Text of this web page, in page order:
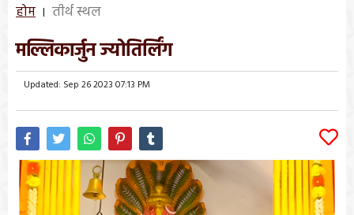
होम तीर्थ स्थल
मल्लिकार्जुन ज्योतिर्लिंग
Updated: Sep 26 2023 07:13 PM